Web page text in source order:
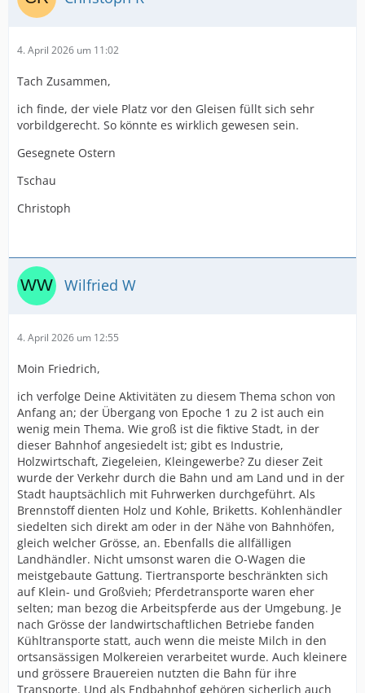
4. April 2026 um 11:02
Tach Zusammen,
ich finde, der viele Platz vor den Gleisen füllt sich sehr
vorbildgerecht. So könnte es wirklich gewesen sein.
Gesegnete Ostern
Tschau
Christoph
Wilfried W
4. April 2026 um 12:55
Moin Friedrich,
ich verfolge Deine Aktivitäten zu diesem Thema schon von
Anfang an; der Übergang von Epoche 1 zu 2 ist auch ein
wenig mein Thema. Wie groß ist die fiktive Stadt, in der
dieser Bahnhof angesiedelt ist; gibt es Industrie,
Holzwirtschaft, Ziegeleien, Kleingewerbe? Zu dieser Zeit
wurde der Verkehr durch die Bahn und am Land und in der
Stadt hauptsächlich mit Fuhrwerken durchgeführt. Als
Brennstoff dienten Holz und Kohle, Briketts. Kohlenhändler
siedelten sich direkt am oder in der Nähe von Bahnhöfen,
gleich welcher Grösse, an. Ebenfalls die allfälligen
Landhändler. Nicht umsonst waren die O-Wagen die
meistgebaute Gattung. Tiertransporte beschränkten sich
auf Klein- und Großvieh; Pferdetransporte waren eher
selten; man bezog die Arbeitspferde aus der Umgebung. Je
nach Grösse der landwirtschaftlichen Betriebe fanden
Kühltransporte statt, auch wenn die meiste Milch in den
ortsansässigen Molkereien verarbeitet wurde. Auch kleinere
und grössere Brauereien nutzten die Bahn für ihre
Transporte. Und als Endbahnhof gehören sicherlich auch